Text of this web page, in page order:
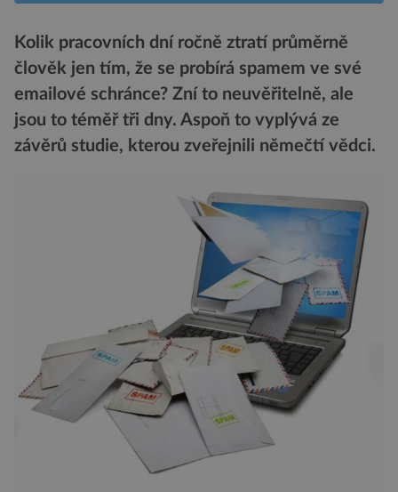
Kolik pracovních dní ročně ztratí průměrně
člověk jen tím, že se probírá spamem ve své
emailové schránce? Zní to neuvěřitelně, ale
jsou to téměř tři dny. Aspoň to vyplývá ze
závěrů studie, kterou zveřejnili němečtí vědci.